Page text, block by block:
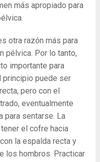
más apropiado para
otra razón más para
pélvica. Por lo tanto,
importante para
principio puede ser
pero con el
eventualmente
para sentarse. La
el cofre hacia
la espalda recta y
los hombros. Practicar